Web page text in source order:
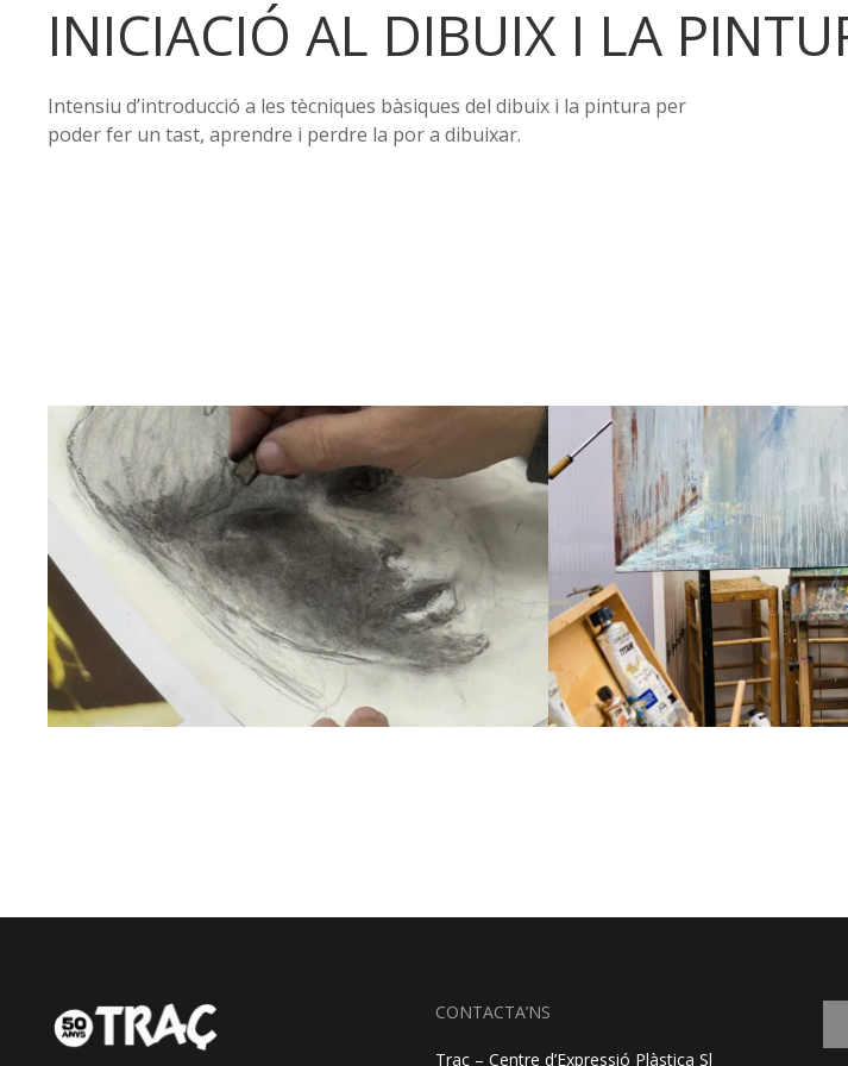
INICIACIÓ AL DIBUIX I LA
Intensiu d’introducció a les tècniques bàsiques del dibuix i la pintura per
poder fer un tast, aprendre i perdre la por a dibuixar.
CONTACTA’NS
Traç – Centre d’Expressió Plàstica Sl